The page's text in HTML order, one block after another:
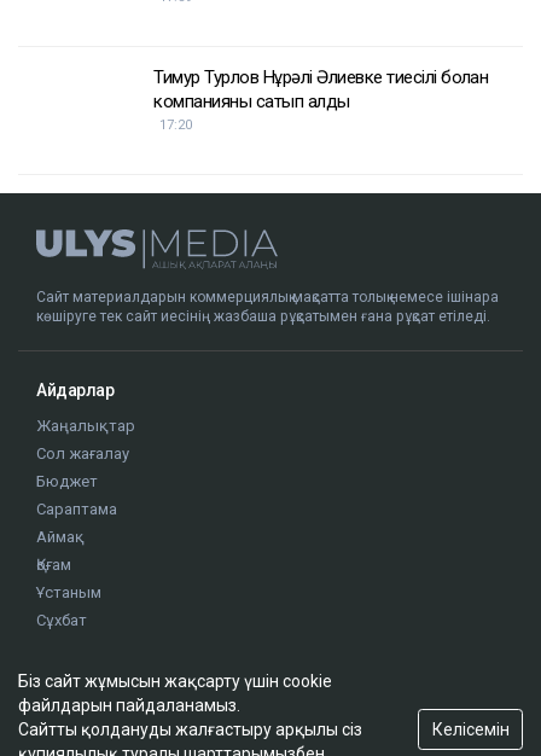
Тимур Турлов Нұрәлі Әлиевке тиесілі болған
компанияны сатып алды
17:20
Сайт материалдарын коммерциялық мақсатта толық немесе ішінара
көшіруге тек сайт иесінің жазбаша рұқсатымен ғана рұқсат етіледі.
Айдарлар
Жаңалықтар
Сол жағалау
Бюджет
Сараптама
Аймақ
Қоғам
Ұстаным
Сұхбат
Редакция
Жоба туралы
Біз сайт жұмысын жақсарту үшін cookie
файлдарын пайдаланамыз.
Сайтты қолдануды жалғастыру арқылы сіз
Келісемін